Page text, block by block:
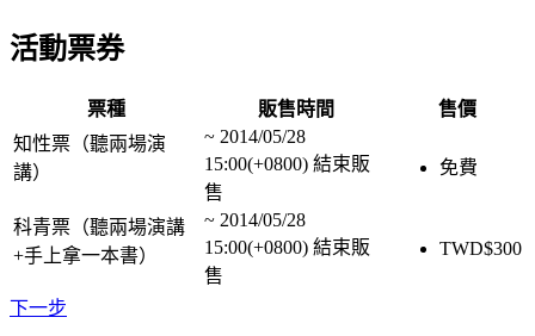
活動票券
票種 販售時間
售價
知性票（聽兩場演
講）
~ 2014/05/28
15:00(+0800) 結束販
售
免費
科青票（聽兩場演講
+手上拿一本書）
~ 2014/05/28
15:00(+0800) 結束販
售
TWD$300
下一步